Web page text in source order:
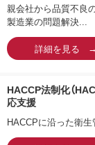
親会社から品質不良
製造業の問題解決...
詳細を見る
HACCP法制化（
応支援
HACCPに沿った衛